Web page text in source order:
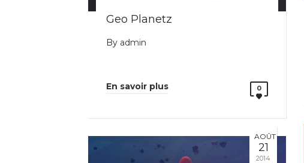
Geo Planetz
By admin
En savoir plus 0
AOÛT
21
2014